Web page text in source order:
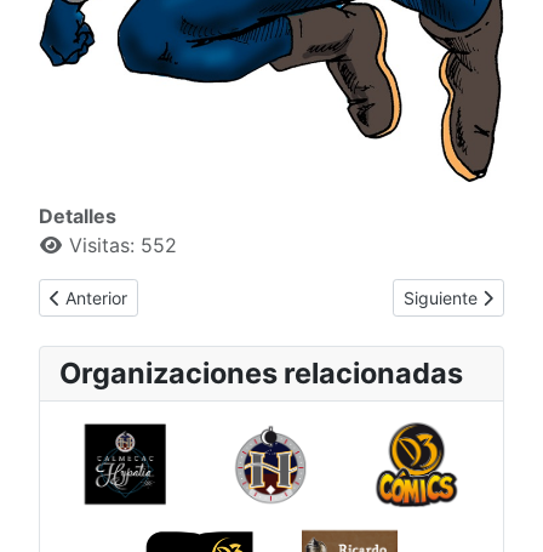
Detalles
Visitas: 552
Artículo anterior: Pinto
Anterior Artículo
Siguiente
Organizaciones relacionadas